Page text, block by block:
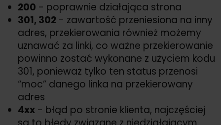
200 - poprawnie działająca strona
301, 302 - zawartość przeniesiona na inny
adres, przekierowania również możemy
uznawać za linki, co ważne przekierowanie
powinno zostać wykonane z użyciem kodu
301, ponieważ tylko ten status przenosi
“moc” danego linka na przekierowany
adres
4xx - błąd po stronie klienta, najczęściej